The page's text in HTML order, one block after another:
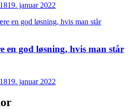
19. januar 2022
god løsning, hvis man står
19. januar 2022